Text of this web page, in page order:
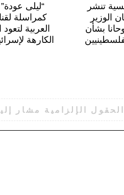
تنشر
الوزير
بشأن
“ليلى
العربية
الكارهة
الحقول الإلزامية مشار